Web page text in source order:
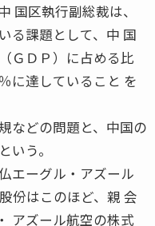
区執行副総裁は、
る課題として、中 国
ＧＤＰ）に占める比
に達していること を
などの問題と、中国の
いう。
エーグル・アズール
はこのほど、親 会
アズール航空の株式